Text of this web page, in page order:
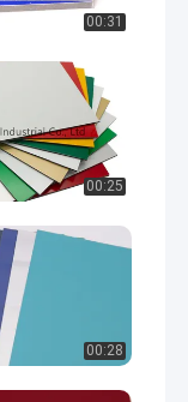
00:31
00:25
00:28